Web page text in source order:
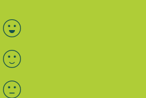
Bewertung auswählen